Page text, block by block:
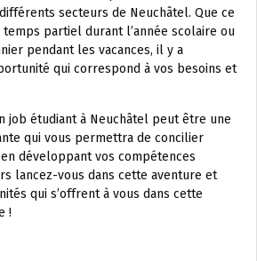
secteurs de Neuchâtel. Que ce
partiel durant l’année scolaire ou
pendant les vacances, il y a
qui correspond à vos besoins et
job étudiant à Neuchâtel peut être une
qui vous permettra de concilier
développant vos compétences
lancez-vous dans cette aventure et
qui s’offrent à vous dans cette
!